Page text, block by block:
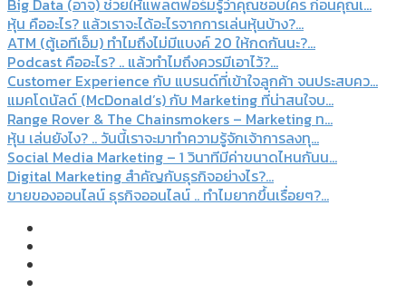
หุ้น คืออะไร? แล้วเราจะได้อะไรจากการเล่นหุ้นบ้าง?...
ATM (ตู้เอทีเอ็ม) ทำไมถึงไม่มีแบงค์ 20 ให้กดกันนะ?...
Podcast คืออะไร? .. แล้วทำไมถึงควรมีเอาไว้?...
Customer Experience กับ แบรนด์ที่เข้าใจลูกค้า จนประสบคว...
แมคโดนัลด์ (McDonald’s) กับ Marketing ที่น่าสนใจบ...
Range Rover & The Chainsmokers – Marketing ท...
หุ้น เล่นยังไง? .. วันนี้เราจะมาทำความรู้จักเจ้าการลงทุ...
Social Media Marketing – 1 วินาทีมีค่าขนาดไหนกันน...
Digital Marketing สำคัญกับธุรกิจอย่างไร?...
ขายของออนไลน์ ธุรกิจออนไลน์ .. ทำไมยากขึ้นเรื่อยๆ?...